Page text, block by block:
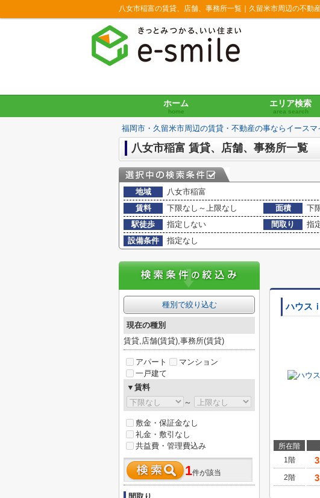
八女市稲富の賃貸、店舗、事務所一覧｜久留米市周辺の不動
ホーム
home
エリア検索
area search
福岡市・久留米市周辺の賃貸・不動産の事ならイースマ
八女市稲富 賃貸、店舗、事務所一覧
地域
八女市稲富
賃料
下限なし～上限なし 面積 下
駅徒歩
指定しない 間取り
指
設備条件
指定なし
ハウス
所在階
1階
2階
種別で絞り込む
現在の種別
賃貸,店舗(賃貸),事務所(賃貸)
アパート
マンション
一戸建て
▼賃料
～
敷金・保証金なし
礼金・敷引なし
共益費・管理費込み
1件が該当